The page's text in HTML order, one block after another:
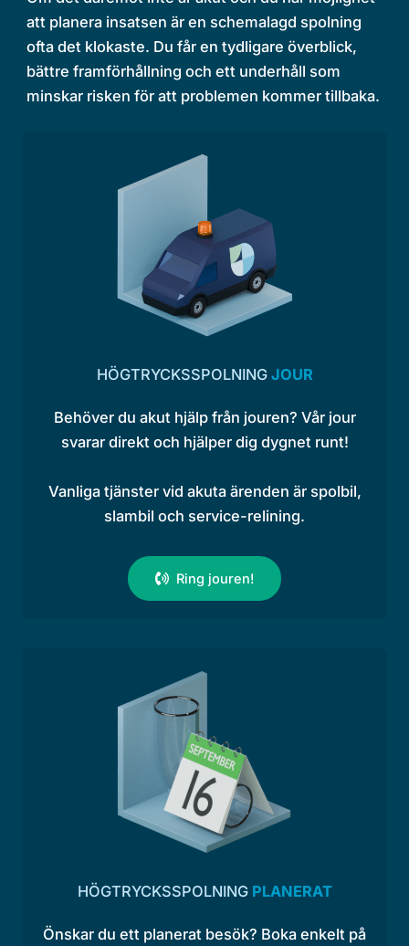
att planera insatsen är en schemalagd spolning
ofta det klokaste. Du får en tydligare överblick,
bättre framförhållning och ett underhåll som
minskar risken för att problemen kommer tillbaka.
HÖGTRYCKSSPOLNING JOUR
Behöver du akut hjälp från jouren? Vår jour
svarar direkt och hjälper dig dygnet runt!
Vanliga tjänster vid akuta ärenden är spolbil,
slambil och service-relining.
Ring jouren!
HÖGTRYCKSSPOLNING PLANERAT
Önskar du ett planerat besök? Boka enkelt på